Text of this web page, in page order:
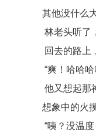
其他没什么
林老头听了
回去的路上
“爽！哈哈
他又想起那
想象中的火
“咦？没温